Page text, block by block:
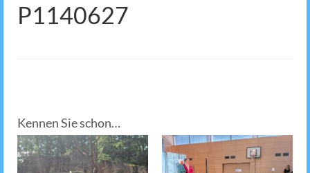
P1140627
Kennen Sie schon…